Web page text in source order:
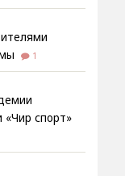
1
спорт»